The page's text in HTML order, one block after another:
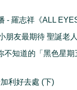
- 羅志祥《ALL
朋友最期待 聖誕老
不知道的「黑色星
利好去處 (下)